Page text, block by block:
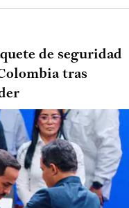
de seguridad
tras